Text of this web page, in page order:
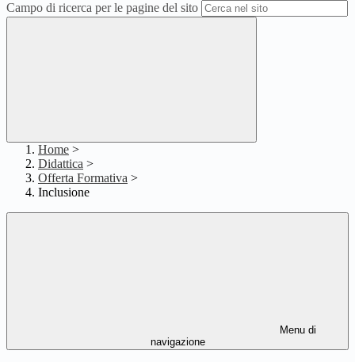
Campo di ricerca per le pagine del sito
Home >
Didattica >
Offerta Formativa >
Inclusione
Menu di
navigazione